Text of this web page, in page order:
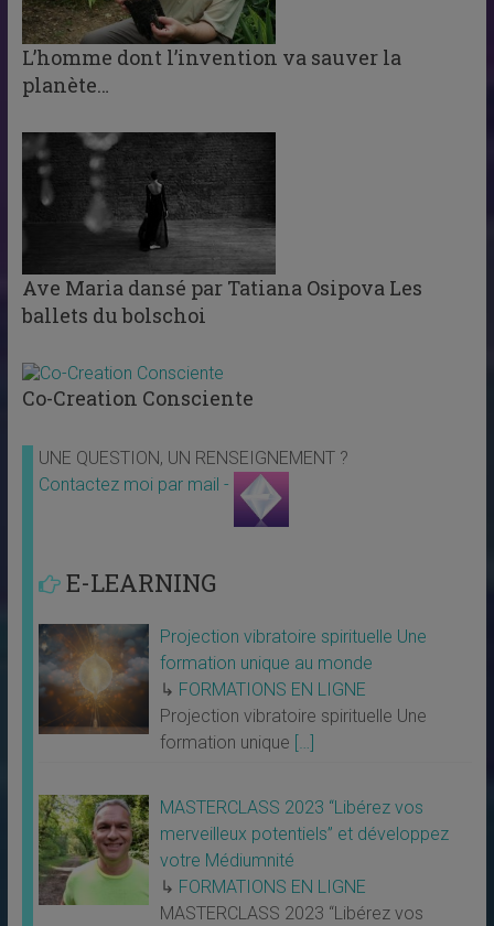
L’homme dont l’invention va sauver la
planète…
Ave Maria dansé par Tatiana Osipova Les
ballets du bolschoi
Co-Creation Consciente
UNE QUESTION, UN RENSEIGNEMENT ?
Contactez moi par mail -
E-LEARNING
Projection vibratoire spirituelle Une
formation unique au monde
↳ FORMATIONS EN LIGNE
Projection vibratoire spirituelle Une
formation unique […]
MASTERCLASS 2023 “Libérez vos
merveilleux potentiels” et développez
votre Médiumnité
↳ FORMATIONS EN LIGNE
MASTERCLASS 2023 “Libérez vos